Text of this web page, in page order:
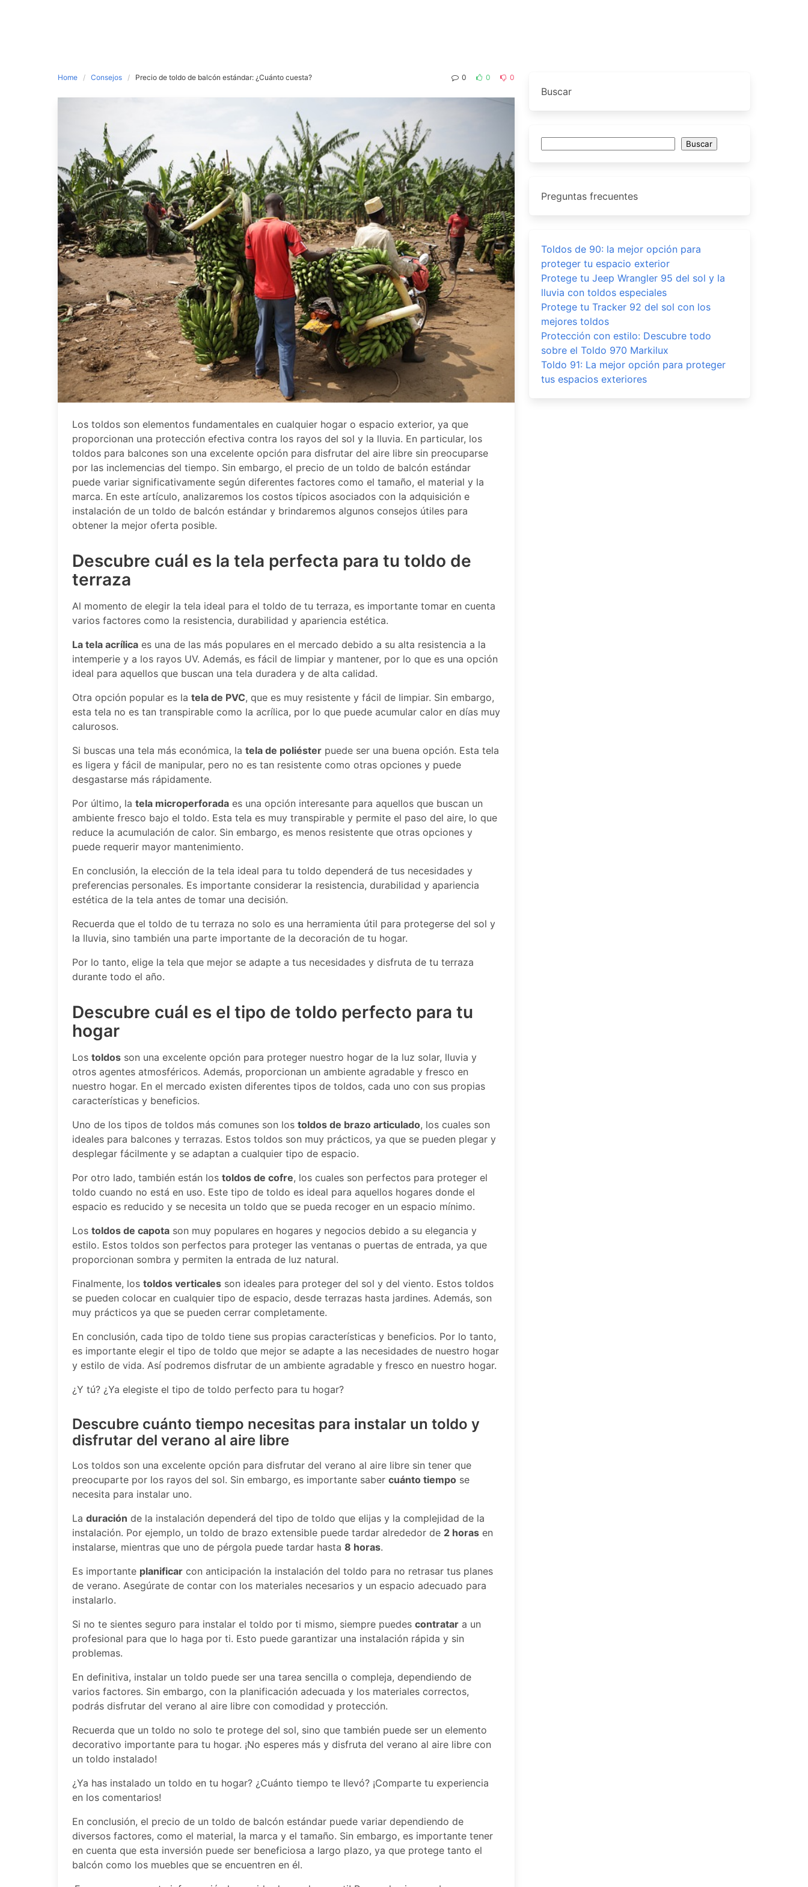
Home Consejos Precio de toldo de balcón estándar: ¿Cuánto cuesta? 0 0 0
Los toldos son elementos fundamentales en cualquier hogar o espacio exterior, ya que
proporcionan una protección efectiva contra los rayos del sol y la lluvia. En particular, los
toldos para balcones son una excelente opción para disfrutar del aire libre sin preocuparse
por las inclemencias del tiempo. Sin embargo, el precio de un toldo de balcón estándar
puede variar significativamente según diferentes factores como el tamaño, el material y la
marca. En este artículo, analizaremos los costos típicos asociados con la adquisición e
instalación de un toldo de balcón estándar y brindaremos algunos consejos útiles para
obtener la mejor oferta posible.
Descubre cuál es la tela perfecta para tu toldo de
terraza
Al momento de elegir la tela ideal para el toldo de tu terraza, es importante tomar en cuenta
varios factores como la resistencia, durabilidad y apariencia estética.
La tela acrílica es una de las más populares en el mercado debido a su alta resistencia a la
intemperie y a los rayos UV. Además, es fácil de limpiar y mantener, por lo que es una opción
ideal para aquellos que buscan una tela duradera y de alta calidad.
Otra opción popular es la tela de PVC, que es muy resistente y fácil de limpiar. Sin embargo,
esta tela no es tan transpirable como la acrílica, por lo que puede acumular calor en días muy
calurosos.
Si buscas una tela más económica, la tela de poliéster puede ser una buena opción. Esta tela
es ligera y fácil de manipular, pero no es tan resistente como otras opciones y puede
desgastarse más rápidamente.
Por último, la tela microperforada es una opción interesante para aquellos que buscan un
ambiente fresco bajo el toldo. Esta tela es muy transpirable y permite el paso del aire, lo que
reduce la acumulación de calor. Sin embargo, es menos resistente que otras opciones y
puede requerir mayor mantenimiento.
En conclusión, la elección de la tela ideal para tu toldo dependerá de tus necesidades y
preferencias personales. Es importante considerar la resistencia, durabilidad y apariencia
estética de la tela antes de tomar una decisión.
Recuerda que el toldo de tu terraza no solo es una herramienta útil para protegerse del sol y
la lluvia, sino también una parte importante de la decoración de tu hogar.
Por lo tanto, elige la tela que mejor se adapte a tus necesidades y disfruta de tu terraza
durante todo el año.
Descubre cuál es el tipo de toldo perfecto para tu
hogar
Los toldos son una excelente opción para proteger nuestro hogar de la luz solar, lluvia y
otros agentes atmosféricos. Además, proporcionan un ambiente agradable y fresco en
nuestro hogar. En el mercado existen diferentes tipos de toldos, cada uno con sus propias
características y beneficios.
Uno de los tipos de toldos más comunes son los toldos de brazo articulado, los cuales son
ideales para balcones y terrazas. Estos toldos son muy prácticos, ya que se pueden plegar y
desplegar fácilmente y se adaptan a cualquier tipo de espacio.
Por otro lado, también están los toldos de cofre, los cuales son perfectos para proteger el
toldo cuando no está en uso. Este tipo de toldo es ideal para aquellos hogares donde el
espacio es reducido y se necesita un toldo que se pueda recoger en un espacio mínimo.
Los toldos de capota son muy populares en hogares y negocios debido a su elegancia y
estilo. Estos toldos son perfectos para proteger las ventanas o puertas de entrada, ya que
proporcionan sombra y permiten la entrada de luz natural.
Finalmente, los toldos verticales son ideales para proteger del sol y del viento. Estos toldos
se pueden colocar en cualquier tipo de espacio, desde terrazas hasta jardines. Además, son
muy prácticos ya que se pueden cerrar completamente.
En conclusión, cada tipo de toldo tiene sus propias características y beneficios. Por lo tanto,
es importante elegir el tipo de toldo que mejor se adapte a las necesidades de nuestro hogar
y estilo de vida. Así podremos disfrutar de un ambiente agradable y fresco en nuestro hogar.
¿Y tú? ¿Ya elegiste el tipo de toldo perfecto para tu hogar?
Descubre cuánto tiempo necesitas para instalar un toldo y
disfrutar del verano al aire libre
Los toldos son una excelente opción para disfrutar del verano al aire libre sin tener que
preocuparte por los rayos del sol. Sin embargo, es importante saber cuánto tiempo se
necesita para instalar uno.
La duración de la instalación dependerá del tipo de toldo que elijas y la complejidad de la
instalación. Por ejemplo, un toldo de brazo extensible puede tardar alrededor de 2 horas en
instalarse, mientras que uno de pérgola puede tardar hasta 8 horas.
Es importante planificar con anticipación la instalación del toldo para no retrasar tus planes
de verano. Asegúrate de contar con los materiales necesarios y un espacio adecuado para
instalarlo.
Si no te sientes seguro para instalar el toldo por ti mismo, siempre puedes contratar a un
profesional para que lo haga por ti. Esto puede garantizar una instalación rápida y sin
problemas.
En definitiva, instalar un toldo puede ser una tarea sencilla o compleja, dependiendo de
varios factores. Sin embargo, con la planificación adecuada y los materiales correctos,
podrás disfrutar del verano al aire libre con comodidad y protección.
Recuerda que un toldo no solo te protege del sol, sino que también puede ser un elemento
decorativo importante para tu hogar. ¡No esperes más y disfruta del verano al aire libre con
un toldo instalado!
¿Ya has instalado un toldo en tu hogar? ¿Cuánto tiempo te llevó? ¡Comparte tu experiencia
en los comentarios!
En conclusión, el precio de un toldo de balcón estándar puede variar dependiendo de
diversos factores, como el material, la marca y el tamaño. Sin embargo, es importante tener
en cuenta que esta inversión puede ser beneficiosa a largo plazo, ya que protege tanto el
balcón como los muebles que se encuentren en él.
Buscar
Buscar
Preguntas frecuentes
Toldos de 90: la mejor opción para
proteger tu espacio exterior
Protege tu Jeep Wrangler 95 del sol y la
lluvia con toldos especiales
Protege tu Tracker 92 del sol con los
mejores toldos
Protección con estilo: Descubre todo
sobre el Toldo 970 Markilux
Toldo 91: La mejor opción para proteger
tus espacios exteriores